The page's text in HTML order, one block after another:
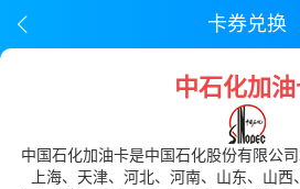
卡券兑换
中石化加
中国石化加油卡是中国石化股份有限公
上海、天津、河北、河南、山东、山